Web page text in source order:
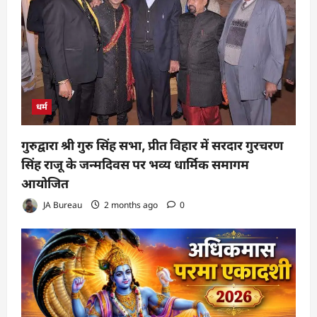
धर्म
गुरुद्वारा श्री गुरु सिंह सभा, प्रीत विहार में सरदार गुरचरण
सिंह राजू के जन्मदिवस पर भव्य धार्मिक समागम
आयोजित
JA Bureau 2 months ago 0